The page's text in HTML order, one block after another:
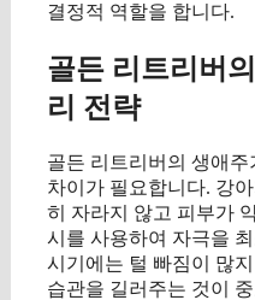
결정적 역할을 합니다.
골든 리트리버
리 전략
골든 리트리버의 생애
차이가 필요합니다. 강
히 자라지 않고 피부가
시를 사용하여 자극을
시기에는 털 빠짐이 많
습관을 길러주는 것이